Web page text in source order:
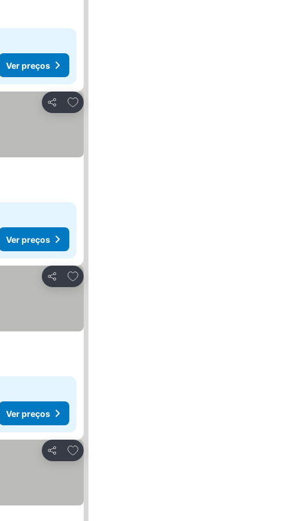
Ver preços
Partilhar
Adicionar aos favoritos
Ver preços
Partilhar
Adicionar aos favoritos
Ver preços
Partilhar
Adicionar aos favoritos